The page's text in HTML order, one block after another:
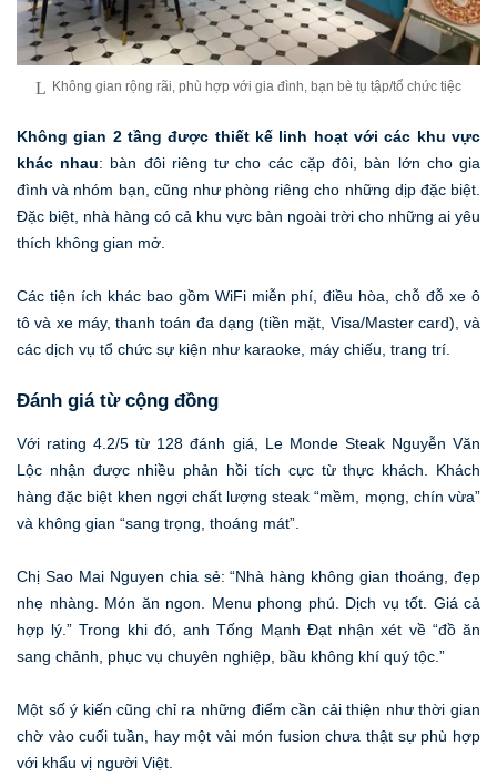
Không gian rộng rãi, phù hợp với gia đình, bạn bè tụ tập/tổ chức tiệc
Không gian 2 tầng được thiết kế linh hoạt với các khu vực
khác nhau: bàn đôi riêng tư cho các cặp đôi, bàn lớn cho gia
đình và nhóm bạn, cũng như phòng riêng cho những dịp đặc biệt.
Đặc biệt, nhà hàng có cả khu vực bàn ngoài trời cho những ai yêu
thích không gian mở.
Các tiện ích khác bao gồm WiFi miễn phí, điều hòa, chỗ đỗ xe ô
tô và xe máy, thanh toán đa dạng (tiền mặt, Visa/Master card), và
các dịch vụ tổ chức sự kiện như karaoke, máy chiếu, trang trí.
Đánh giá từ cộng đồng
Với rating 4.2/5 từ 128 đánh giá, Le Monde Steak Nguyễn Văn
Lộc nhận được nhiều phản hồi tích cực từ thực khách. Khách
hàng đặc biệt khen ngợi chất lượng steak “mềm, mọng, chín vừa”
và không gian “sang trọng, thoáng mát”.
Chị Sao Mai Nguyen chia sẻ: “Nhà hàng không gian thoáng, đẹp
nhẹ nhàng. Món ăn ngon. Menu phong phú. Dịch vụ tốt. Giá cả
hợp lý.” Trong khi đó, anh Tống Mạnh Đạt nhận xét về “đồ ăn
sang chảnh, phục vụ chuyên nghiệp, bầu không khí quý tộc.”
Một số ý kiến cũng chỉ ra những điểm cần cải thiện như thời gian
chờ vào cuối tuần, hay một vài món fusion chưa thật sự phù hợp
với khẩu vị người Việt.